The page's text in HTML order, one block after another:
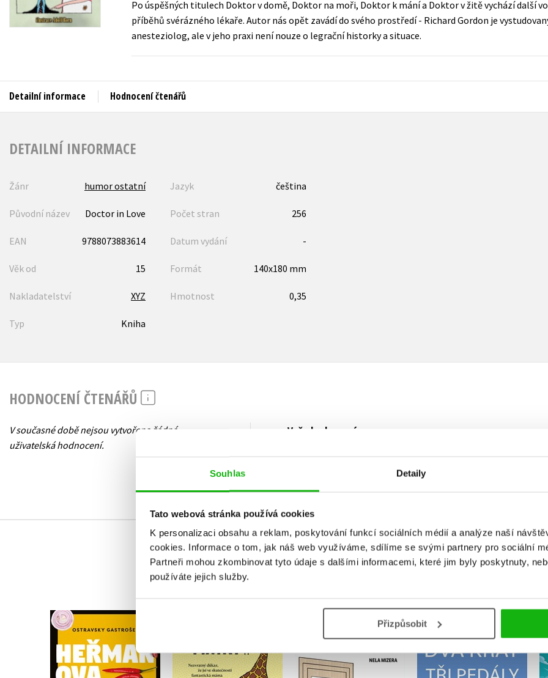
Souhlas Detaily
Tato webová stránka používá cookies
K personalizaci obsahu a reklam, poskytování funkcí sociálních médií a analýze naší
cookies. Informace o tom, jak náš web využíváme, sdílíme se svými partnery pro sociální
Partneři mohou zkombinovat tyto údaje s dalšími informacemi, které jim byly poskytnuty,
používáte jejich služby.
Přizpůsobit
Auto - moto
Beletrie pro děti
Jazyky
Kalendáře
Komiks
Populárně - naučná pro dospělé
Populárně - naučné pro děti
Young adult (SK)
Po úspěšných titulech Doktor v domě, Doktor na moři, Doktor k mání a Doktor v žitě vychází další
příběhů svérázného lékaře. Autor nás opět zavádí do svého prostředí - Richard Gordon je
anesteziolog, ale v jeho praxi není nouze o legrační historky a situace.
Detailní informace Hodnocení čtenářů
DETAILNÍ INFORMACE
Žánr humor ostatní Jazyk čeština
Původní název Doctor in Love Počet stran 256
EAN 9788073883614 Datum vydání -
Věk od 15 Formát 140x180 mm
Nakladatelství XYZ Hmotnost 0,35
Typ Kniha
HODNOCENÍ ČTENÁŘŮ
V současné době nejsou vytvořena žádná
uživatelská hodnocení.
Vaše hodnocení
MOHLO BY VÁS TAKÉ ZAJÍMAT
Heřmanova kuchařka
Ostravsky Gastrošef
Glenn Boozan
Mizerná nejen artritida
Nela Mizera
Dva krát tři pedály